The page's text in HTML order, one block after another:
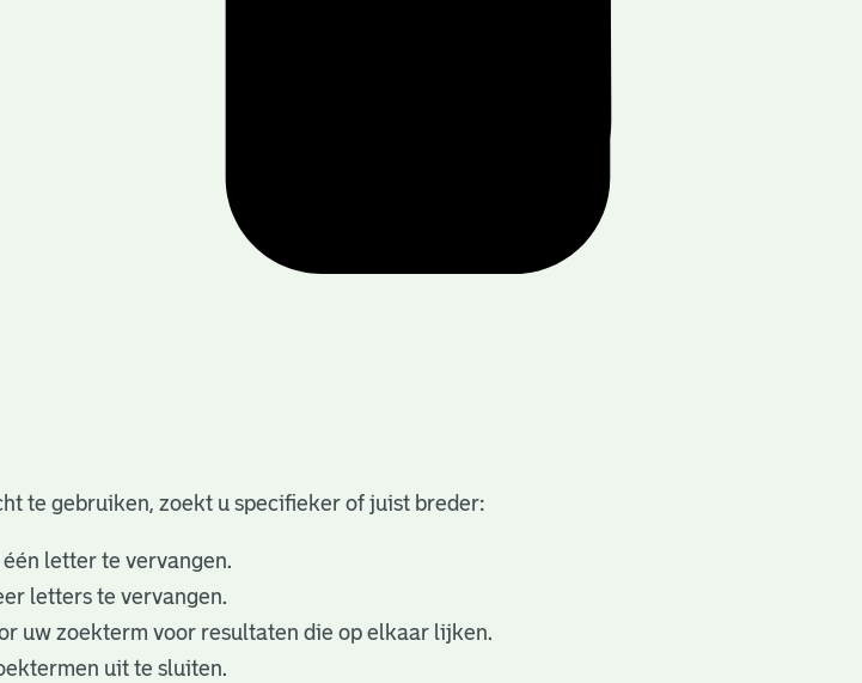
te gebruiken, zoekt u specifieker of juist breder:
één letter te vervangen.
letters te vervangen.
uw zoekterm voor resultaten die op elkaar lijken.
uit te sluiten.